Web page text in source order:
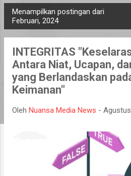
o
Menampilkan postingan dari
Februari, 2024
INTEGRITAS
Antara Niat, Ucapan,
yang Berlandaskan
Keimanan"
Oleh Nuansa Media News -